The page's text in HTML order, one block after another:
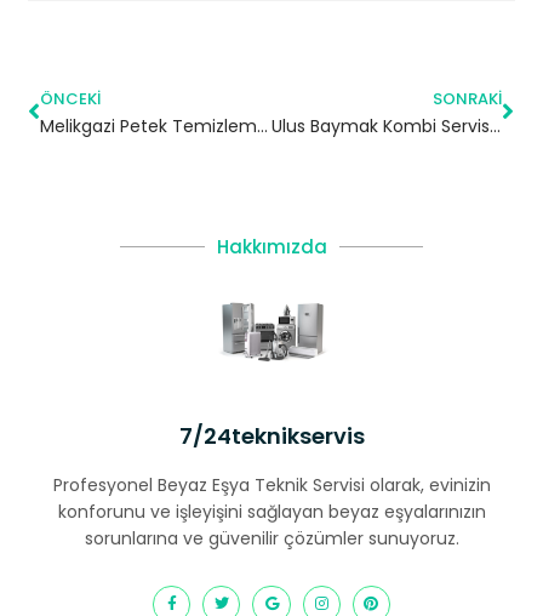
ÖNCEKI
Melikgazi Petek Temizleme | Kayseri
SONRAKI
Ulus Baymak Kombi Servisi – Beşiktaş Yetkili Servis
Hakkımızda
7/24teknikservis
Profesyonel Beyaz Eşya Teknik Servisi olarak, evinizin
konforunu ve işleyişini sağlayan beyaz eşyalarınızın
sorunlarına ve güvenilir çözümler sunuyoruz.